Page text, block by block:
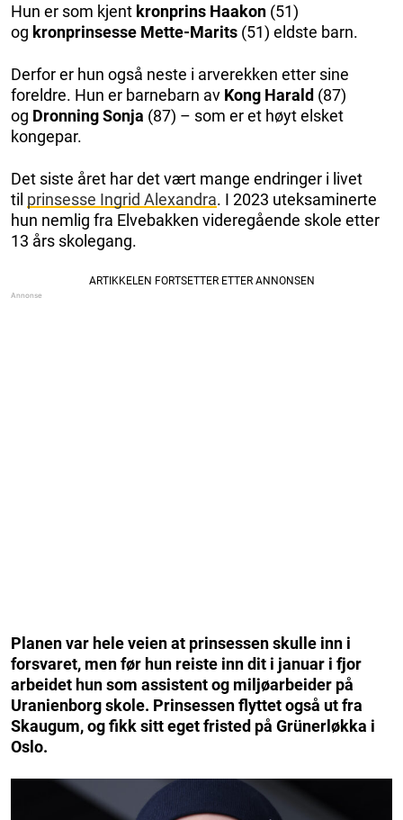
Hun er som kjent kronprins Haakon (51)
og kronprinsesse Mette-Marits (51) eldste barn.
Derfor er hun også neste i arverekken etter sine
foreldre. Hun er barnebarn av Kong Harald (87)
og Dronning Sonja (87) – som er et høyt elsket
kongepar.
Det siste året har det vært mange endringer i livet
til prinsesse Ingrid Alexandra. I 2023 uteksaminerte
hun nemlig fra Elvebakken videregående skole etter
13 års skolegang.
Planen var hele veien at prinsessen skulle inn i
forsvaret, men før hun reiste inn dit i januar i fjor
arbeidet hun som assistent og miljøarbeider på
Uranienborg skole. Prinsessen flyttet også ut fra
Skaugum, og fikk sitt eget fristed på Grünerløkka i
Oslo.